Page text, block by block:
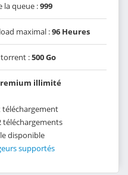
la queue :999
maximal :96 Heures
:500 Go
illimité
téléchargements
disponible
supportés